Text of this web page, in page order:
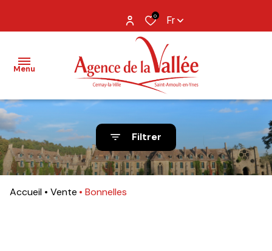
0 Fr
Menu
NOS
BIENS
BIENS
VENDUS
Filtrer
Accueil Vente Bonnelles